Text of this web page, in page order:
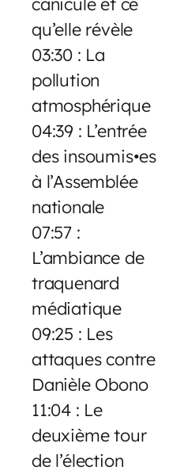
qu’elle révèle
03:30 : La
pollution
atmosphérique
04:39 : L’entrée
des insoumis•es
à l’Assemblée
nationale
07:57 :
L’ambiance de
traquenard
médiatique
09:25 : Les
attaques contre
Danièle Obono
11:04 : Le
deuxième tour
de l’élection